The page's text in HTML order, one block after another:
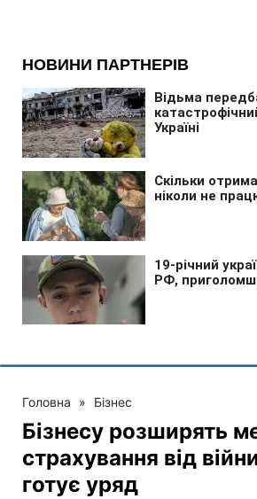
Головна » Бізнес
Бізнесу розширять
страхування від
готує уряд